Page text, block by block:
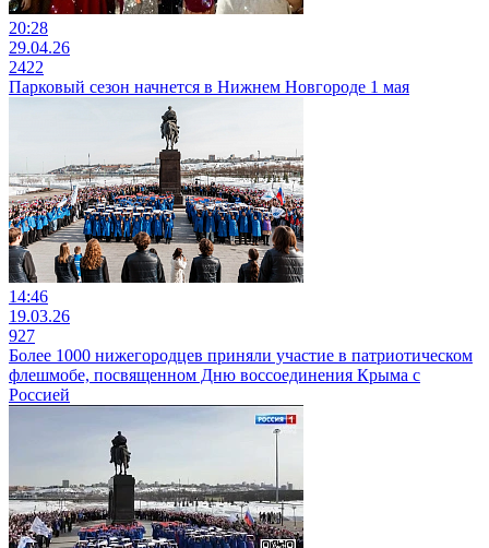
20:28
29.04.26
2422
Парковый сезон начнется в Нижнем Новгороде 1 мая
14:46
19.03.26
927
Более 1000 нижегородцев приняли участие в патриотическом
флешмобе, посвященном Дню воссоединения Крыма с
Россией